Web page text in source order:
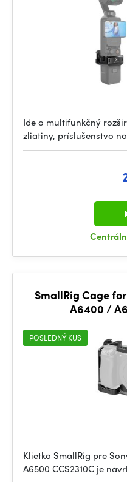
Ide o multifunkčný
zliatiny, príslušenstvo
SmallRig Cage
A6400 /
POSLEDNÝ KUS
Klietka SmallRig pre
A6500 CCS2310C je